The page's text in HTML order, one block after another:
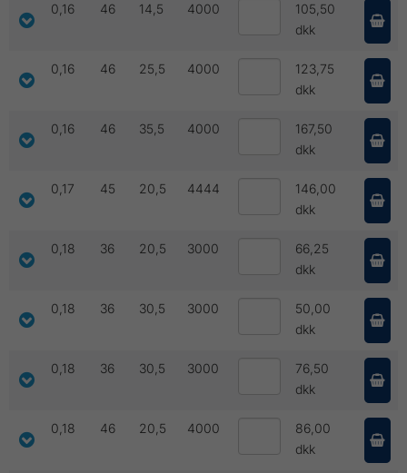
0,16 46 14,5 4000
105,50
dkk
0,16 46 25,5 4000
123,75
dkk
0,16 46 35,5 4000
167,50
dkk
0,17 45 20,5 4444
146,00
dkk
0,18 36 20,5 3000
66,25
dkk
0,18 36 30,5 3000
50,00
dkk
0,18 36 30,5 3000
76,50
dkk
0,18 46 20,5 4000
86,00
dkk